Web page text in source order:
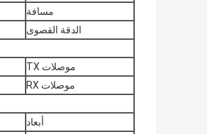
مسافة
الدقة القصوى
موصلات TX
موصلات RX
أبعاد